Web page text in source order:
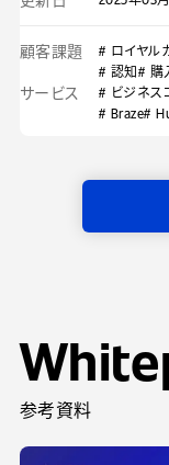
顧客課題 # ロイヤル
# 認知# 購
サービス # ビジネス
# Braze#
参考資料